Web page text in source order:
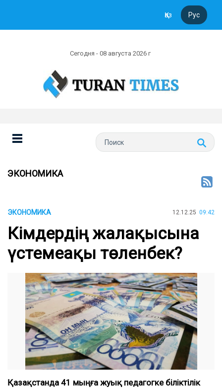
Қаз Рус
Сегодня - 08 августа 2026 г
ЭКОНОМИКА
ЭКОНОМИКА 12.12.25 09:42
Кімдердің жалақысына
үстемеақы төленбек?
Қазақстанда 41 мыңға жуық педагогке біліктілік